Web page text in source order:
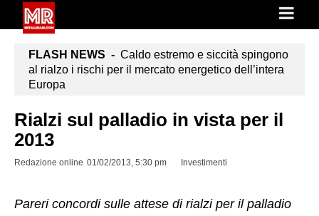
FLASH NEWS - Caldo estremo e siccità spingono
al rialzo i rischi per il mercato energetico dell’intera
Europa
Rialzi sul palladio in vista per il
2013
Redazione online 01/02/2013, 5:30 pm Investimenti
Pareri concordi sulle attese di rialzi per il palladio